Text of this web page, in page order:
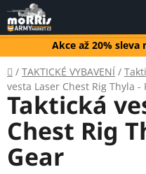
Přejít
na
obsah
Akce až 20% sleva
Domů
/ TAKTICKÉ VYBAVENÍ /
vesta Laser Chest Rig Thyla -
Taktická
Chest Rig
Gear